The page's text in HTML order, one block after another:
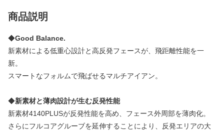
商品説明
◆Good Balance.
新素材による低重心設計と高反発フェースが、飛距離性能を一
新。
スマートなフォルムで飛ばせるマルチアイアン。
◆新素材と薄肉設計が生む反発性能
新素材4140PLUSが反発性能を高め、フェース外周部を薄肉化。
さらにフルコアグルーブを延伸することにより、反発エリアの大